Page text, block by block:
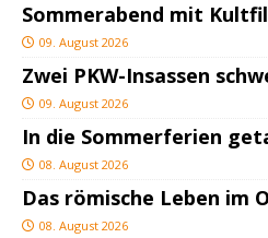
Sommerabend mit
09. August 2026
Zwei PKW-Insassen
09. August 2026
In die Sommerferien
08. August 2026
Das römische Leben im
08. August 2026